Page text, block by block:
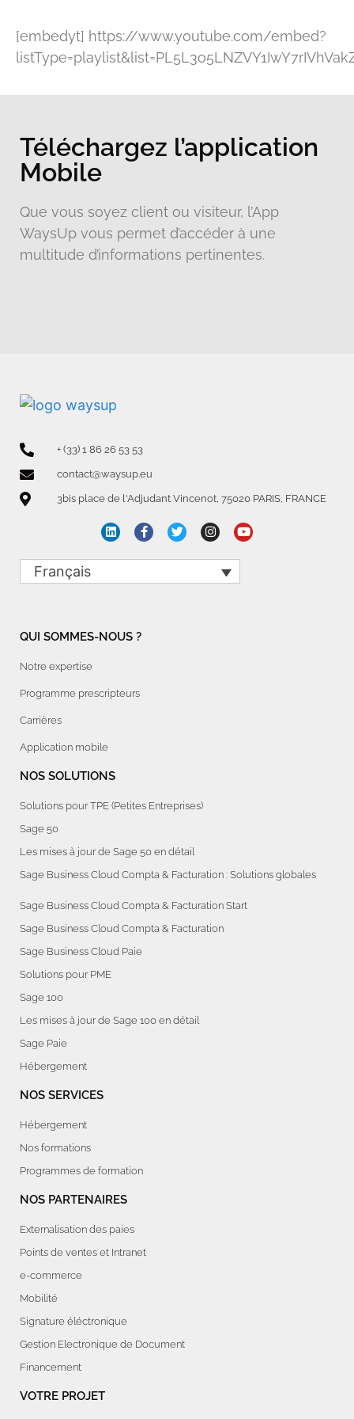
[embedyt] https://www.youtube.com/embed?
Téléchargez l’application
Mobile
Que vous soyez client ou visiteur, l’App
WaysUp vous permet d’accéder à une
multitude d’informations pertinentes.
+ (33) 1 86 26 53 53
contact@waysup.eu
3bis place de l'Adjudant Vincenot, 75020 PARIS, FRANCE
Français
QUI SOMMES-NOUS ?
Notre expertise
Programme prescripteurs
Carrières
Application mobile
NOS SOLUTIONS
Solutions pour TPE (Petites Entreprises)
Sage 50
Les mises à jour de Sage 50 en détail
Sage Business Cloud Compta & Facturation : Solutions globales
Sage Business Cloud Compta & Facturation Start
Sage Business Cloud Compta & Facturation
Sage Business Cloud Paie
Solutions pour PME
Sage 100
Les mises à jour de Sage 100 en détail
Sage Paie
Hébergement
NOS SERVICES
Hébergement
Nos formations
Programmes de formation
NOS PARTENAIRES
Externalisation des paies
Points de ventes et Intranet
e-commerce
Mobilité
Signature éléctronique
Gestion Electronique de Document
Financement
VOTRE PROJET